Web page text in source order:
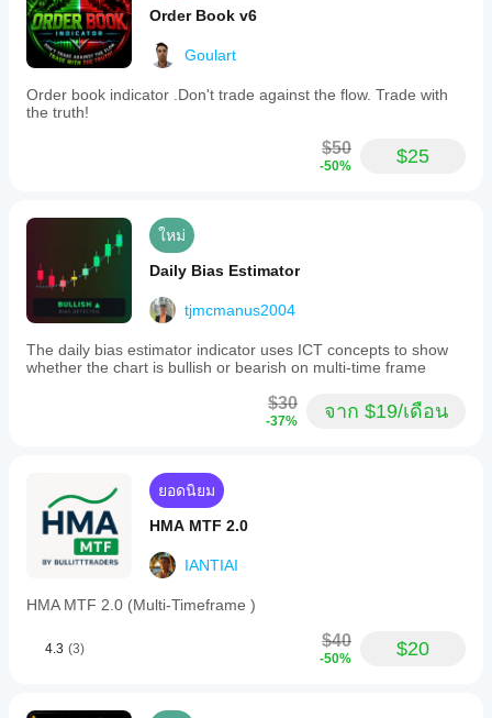
Order Book v6
Goulart
Order book indicator .Don't trade against the flow. Trade with
the truth!
$50
-50% $25
ใหม่
Daily Bias Estimator
tjmcmanus2004
The daily bias estimator indicator uses ICT concepts to show
whether the chart is bullish or bearish on multi-time frame
$30
-37% จาก $19/เดือน
ยอดนิยม
HMA MTF 2.0
IANTIAI
HMA MTF 2.0 (Multi-Timeframe )
4.3 (3) $40
-50% $20